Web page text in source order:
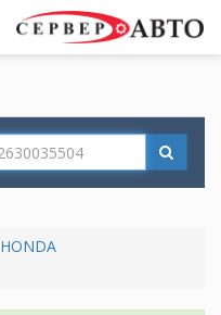
HONDA